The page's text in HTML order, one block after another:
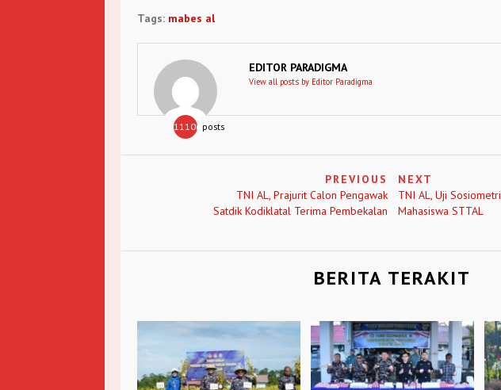
Tags: mabes al
11106 posts
EDITOR PARADIGMA
View all posts by Editor Paradigma
PREVIOUS
TNI AL, Prajurit Calon Pengawak
Satdik Kodiklatal Terima Pembekalan
NEXT
TNI AL, Uji Sosiometri
Mahasiswa STTAL
BERITA TERAKIT